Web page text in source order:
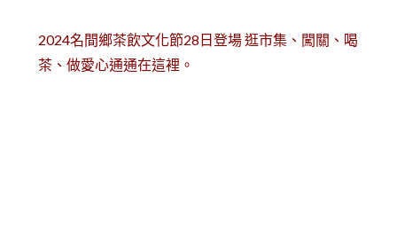
2024名間鄉茶飲文化節28日登場 逛市集、闖關、喝
茶、做愛心通通在這裡。